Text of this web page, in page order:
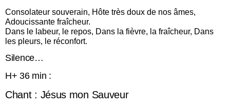
Consolateur souverain, Hôte très doux de nos âmes,
Adoucissante fraîcheur.
Dans le labeur, le repos, Dans la fièvre, la fraîcheur, Dans
les pleurs, le réconfort.
Silence…
H+ 36 min :
Chant : Jésus mon Sauveur